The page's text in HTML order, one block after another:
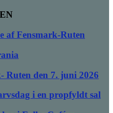
af Fensmark-Ruten
Ruten den 7. juni 2026
i en propfyldt sal